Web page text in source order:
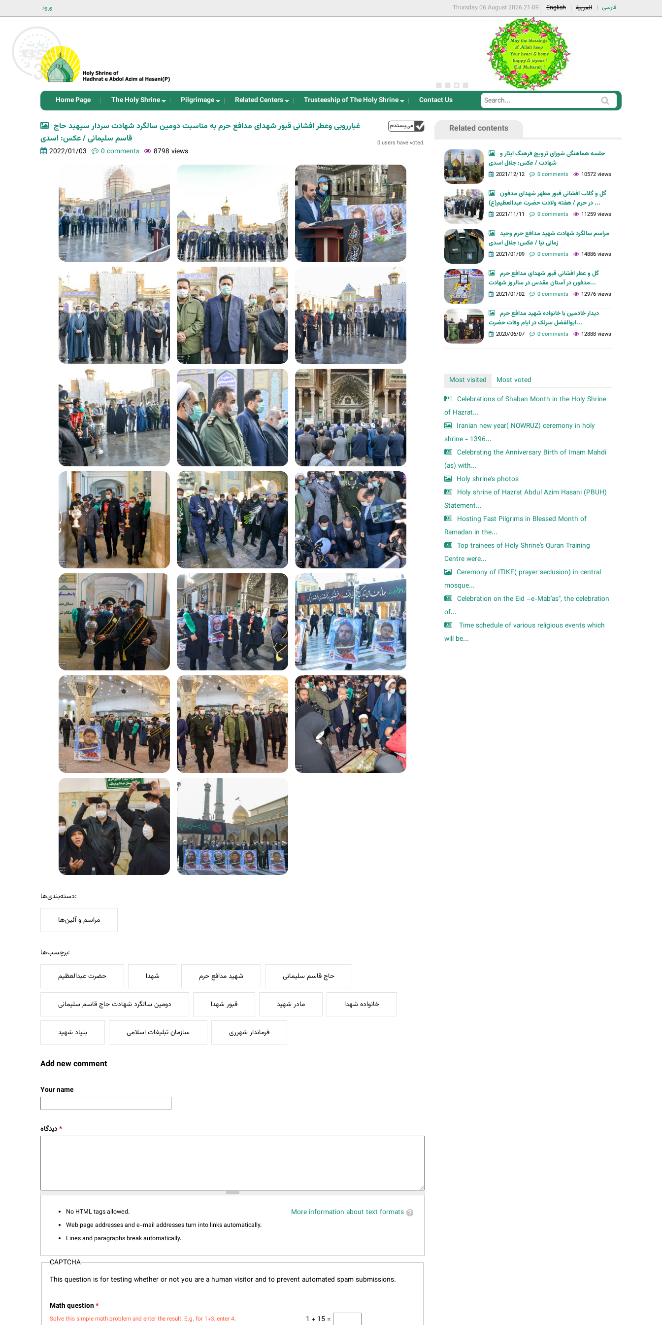
ورود فارسی العربية English
Thursday 06 August 2026 21:09
Home Page The Holy Shrine Pilgrimage Related Centers Trusteeship of The Holy Shrine Contact Us
S
e
S
e
a
0 users have voted.
غبارروبی وعطر افشانی قبور شهدای مدافع حرم به مناسبت دومین سالگرد شهادت سردار سپهبد حاج
قاسم سلیمانی / عکس: اسدی
2022/01/03 0 comments 8798 views
دسته‌بندی‌ها:
مراسم و آئین‌ها
برچسب‌ها:
حضرت عبدالعظیم شهدا شهید مدافع حرم حاج قاسم سلیمانی
دومین سالگرد شهادت حاج قاسم سلیمانی قبور شهدا مادر شهید خانواده شهدا
بنیاد شهید سازمان تبلیغات اسلامی فرماندار شهرری
Add new comment
Your name
*
More information about text formats
No HTML tags allowed.
Web page addresses and e-mail addresses turn into links automatically.
Lines and paragraphs break automatically.
CAPTCHA
This question is for testing whether or not you are a human visitor and to prevent automated spam submissions.
Math question*
1 + 15 =
Solve this simple math problem and enter the result. E.g. for 1+3, enter 4.
Related contents
جلسه هماهنگی شورای ترویج فرهنگ ایثار و
شهادت / عکس: جلال اسدی
2021/12/12 0 comments 10572 views
گل و گلاب افشانی قبور مطهر شهدای مدفون
در حرم / هفته ولادت حضرت عبدالعظیم(ع) ...
2021/11/11 0 comments 11259 views
مراسم سالگرد شهادت شهید مدافع حرم وحید
زمانی نیا / عکس: جلال اسدی
2021/01/09 0 comments 14886 views
گل و عطر افشانی قبور شهدای مدافع حرم
مدفون در آستان مقدس در سالروز شهادت...
2021/01/02 0 comments 12976 views
دیدار خادمین با خانواده شهید مدافع حرم
ابوالفضل سرلک در ایام وفات حضرت...
2020/06/07 0 comments 12888 views
Most visited
Most voted
Celebrations of Shaban Month in the Holy Shrine
of Hazrat...
Iranian new year( NOWRUZ) ceremony in holy
shrine - 1396...
Celebrating the Anniversary Birth of Imam Mahdi
(as) with...
Holy shrine's photos
Holy shrine of Hazrat Abdul Azim Hasani (PBUH)
Statement...
Hosting Fast Pilgrims in Blessed Month of
Ramadan in the...
Top trainees of Holy Shrine's Quran Training
Centre were...
Ceremony of ITIKF( prayer seclusion) in central
mosque...
Celebration on the Eid –e-Mab'as", the celebration
of...
Time schedule of various religious events which
will be...